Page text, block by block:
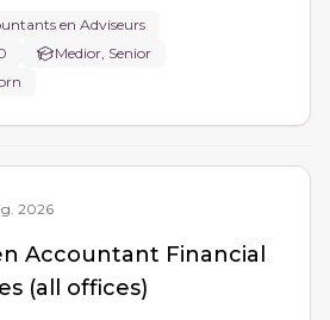
adviseer en coach je collega’s,
uit en rapporteer je aan
kwaliteitsbepaler.
en Adviseurs
Medior, Senior
2026
Accountant Financial
(all offices)